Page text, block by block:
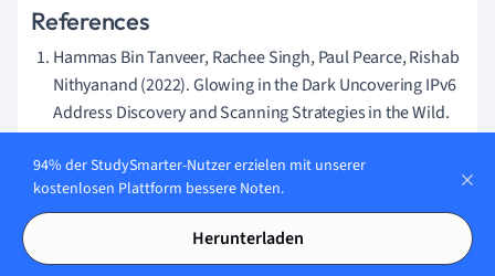
References
Hammas Bin Tanveer, Rachee Singh, Paul Pearce, Rishab
Nithyanand (2022). Glowing in the Dark Uncovering IPv6
Address Discovery and Scanning Strategies in the Wild.
Available at:http://arxiv.org/abs/2210.02522v1
(Accessed: 15 January 2025).
David Plonka, Arthur Berger (2015). Temporal and
http://arxiv.org/abs/1506.08134v3
94% der StudySmarter-Nutzer erzielen mit unserer
kostenlosen Plattform bessere Noten.
Herunterladen